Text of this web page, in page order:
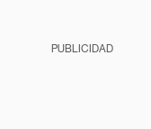
PUBLICIDAD